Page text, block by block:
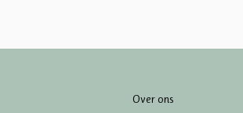
Over ons